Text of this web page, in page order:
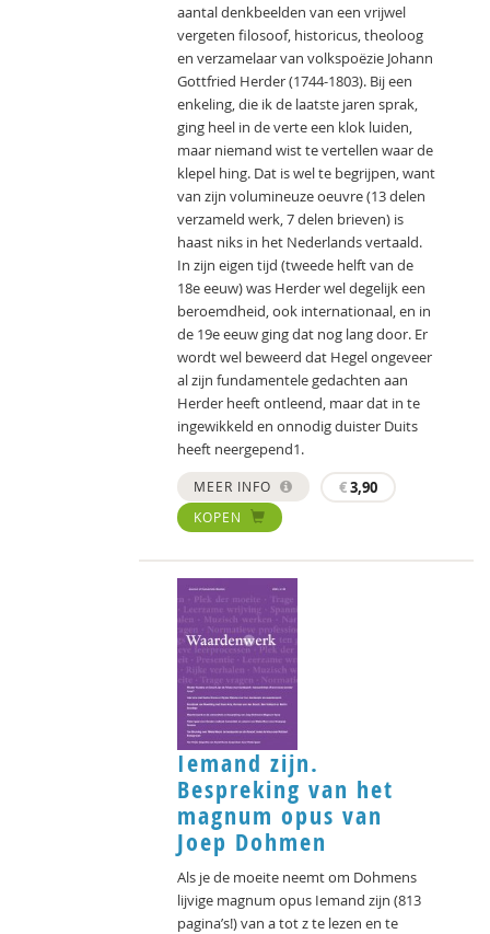
aantal denkbeelden van een vrijwel
vergeten filosoof, historicus, theoloog
en verzamelaar van volkspoëzie Johann
Gottfried Herder (1744-1803). Bij een
enkeling, die ik de laatste jaren sprak,
ging heel in de verte een klok luiden,
maar niemand wist te vertellen waar de
klepel hing. Dat is wel te begrijpen, want
van zijn volumineuze oeuvre (13 delen
verzameld werk, 7 delen brieven) is
haast niks in het Nederlands vertaald.
In zijn eigen tijd (tweede helft van de
18e eeuw) was Herder wel degelijk een
beroemdheid, ook internationaal, en in
de 19e eeuw ging dat nog lang door. Er
wordt wel beweerd dat Hegel ongeveer
al zijn fundamentele gedachten aan
Herder heeft ontleend, maar dat in te
ingewikkeld en onnodig duister Duits
heeft neergepend1.
MEER INFO €3,90
KOPEN
Iemand zijn.
Bespreking van het
magnum opus van
Joep Dohmen
Als je de moeite neemt om Dohmens
lijvige magnum opus Iemand zijn (813
pagina’s!) van a tot z te lezen en te